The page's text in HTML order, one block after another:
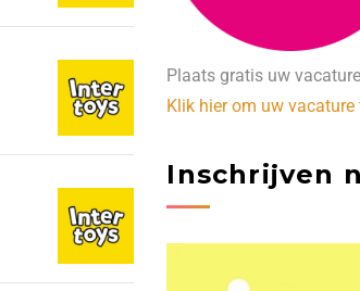
Plaats gratis uw
Klik hier om uw vacature
Inschrijven